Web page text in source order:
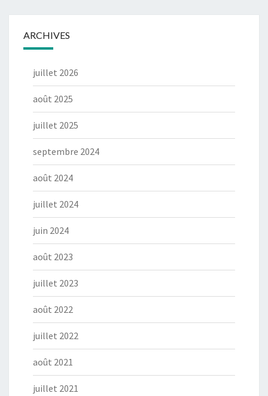
ARCHIVES
juillet 2026
août 2025
juillet 2025
septembre 2024
août 2024
juillet 2024
juin 2024
août 2023
juillet 2023
août 2022
juillet 2022
août 2021
juillet 2021